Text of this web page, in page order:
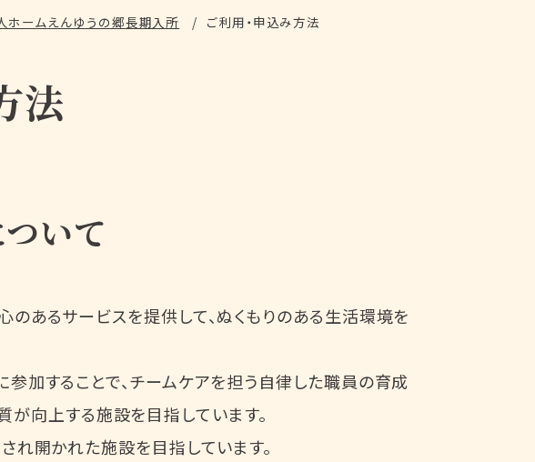
ホームえんゆうの郷長期入所 ご利用・申込み方法
法
いて
あるサービスを提供して、ぬくもりのある生活環境を
加することで、チームケアを担う自律した職員の育成
が向上する施設を目指しています。
れ開かれた施設を目指しています。